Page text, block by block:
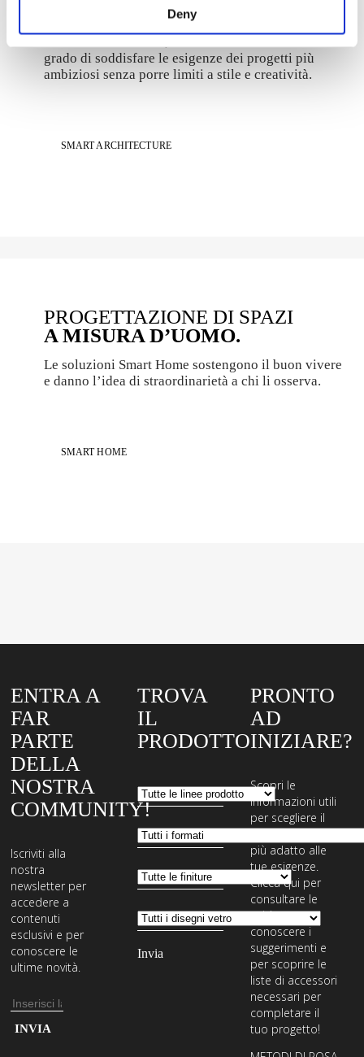
Deny
Con elevate caratteristiche tecniche come
l’isolamento termico e acustico, alta resistenza
grado di soddisfare le esigenze dei progetti più
ambiziosi senza porre limiti a stile e creatività.
SMART ARCHITECTURE
PROGETTAZIONE DI SPAZI
A MISURA D’UOMO.
Le soluzioni Smart Home sostengono il buon vivere
e danno l’idea di straordinarietà a chi li osserva.
SMART HOME
ENTRA A
FAR
PARTE
DELLA
NOSTRA
COMMUNITY!
Iscriviti alla
nostra
newsletter per
accedere a
contenuti
esclusivi e per
conoscere le
ultime novità.
Indirizzo
email
Inserisci
TROVA
IL
PRODOTTO
PRONTO
AD
INIZIARE?
Scopri le
informazioni utili
per scegliere il
più adatto alle
tue esigenze.
Clicca qui per
consultare le
guide,
conoscere i
suggerimenti e
per scoprire le
liste di accessori
necessari per
completare il
tuo progetto!